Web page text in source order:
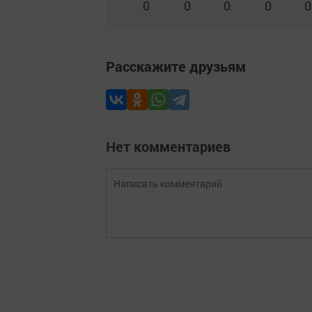
0 0 0 0 0
Расскажите друзьям
Нет комментариев